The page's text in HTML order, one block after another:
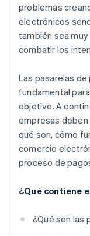
problemas
electrónicos
también sea
combatir los
Las pasarelas
fundamental
objetivo. A
empresas deben
qué son, cómo
comercio
proceso de
¿Qué contiene
¿Qué son las